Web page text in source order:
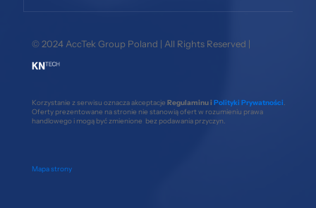
© 2024 AccTek Group Poland | All Rights Reserved |
Korzystanie z serwisu oznacza akceptacje Regulaminu i Polityki Prywatności
Oferty prezentowane na stronie nie stanowią ofert w rozumieniu prawa
handlowego i mogą być zmienione bez podawania przyczyn.
Mapa strony